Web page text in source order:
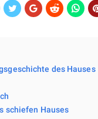
des Hauses
schiefen Hauses